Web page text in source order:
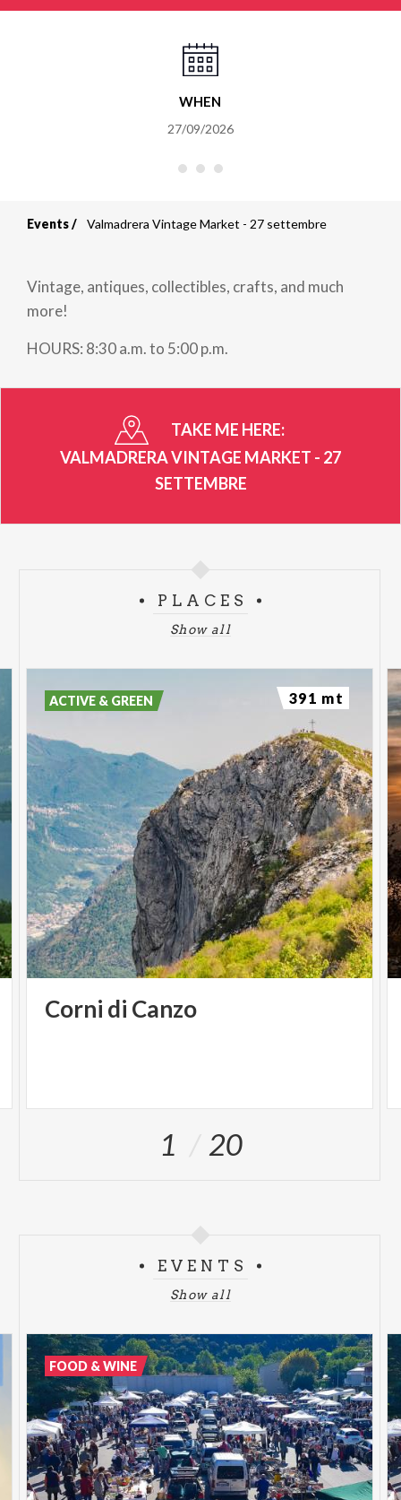
WHEN
27/09/2026
Events Valmadrera Vintage Market - 27 settembre
Vintage, antiques, collectibles, crafts, and much
more!
HOURS: 8:30 a.m. to 5:00 p.m.
TAKE ME HERE:
VALMADRERA VINTAGE MARKET - 27
SETTEMBRE
PLACES
Show all
Corni di Canzo
ACTIVE & GREEN 391 mt
1 20
EVENTS
Show all
FOOD & WINE